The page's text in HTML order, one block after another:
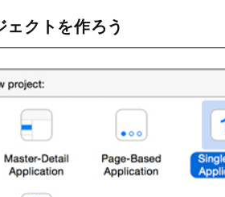
ェクトを作ろう